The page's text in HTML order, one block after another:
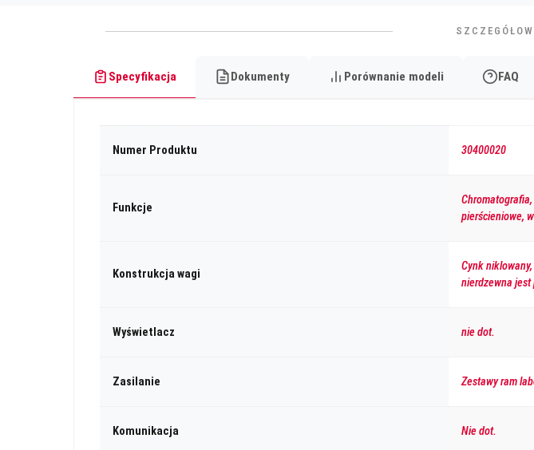
Specyfikacja Dokumenty Porównanie modeli FAQ
Numer Produktu 30400020
Funkcje
pierścieniowe,
Konstrukcja wagi
Cynk
nierdzewna
Wyświetlacz nie dot.
Zasilanie Zestawy ram
Komunikacja Nie dot.